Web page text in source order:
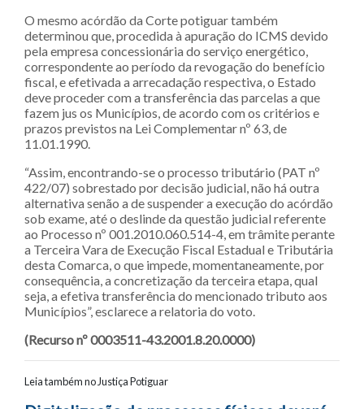
O mesmo acórdão da Corte potiguar também
determinou que, procedida à apuração do ICMS devido
pela empresa concessionária do serviço energético,
correspondente ao período da revogação do benefício
fiscal, e efetivada a arrecadação respectiva, o Estado
deve proceder com a transferência das parcelas a que
fazem jus os Municípios, de acordo com os critérios e
prazos previstos na Lei Complementar nº 63, de
11.01.1990.
“Assim, encontrando-se o processo tributário (PAT nº
422/07) sobrestado por decisão judicial, não há outra
alternativa senão a de suspender a execução do acórdão
sob exame, até o deslinde da questão judicial referente
ao Processo nº 001.2010.060.514-4, em trâmite perante
a Terceira Vara de Execução Fiscal Estadual e Tributária
desta Comarca, o que impede, momentaneamente, por
consequência, a concretização da terceira etapa, qual
seja, a efetiva transferência do mencionado tributo aos
Municípios”, esclarece a relatoria do voto.
(Recurso nº 0003511-43.2001.8.20.0000)
Leia também no Justiça Potiguar